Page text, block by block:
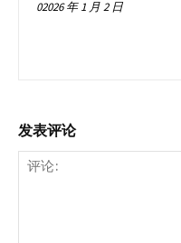
02026 年 1 月 2 日
发表评论